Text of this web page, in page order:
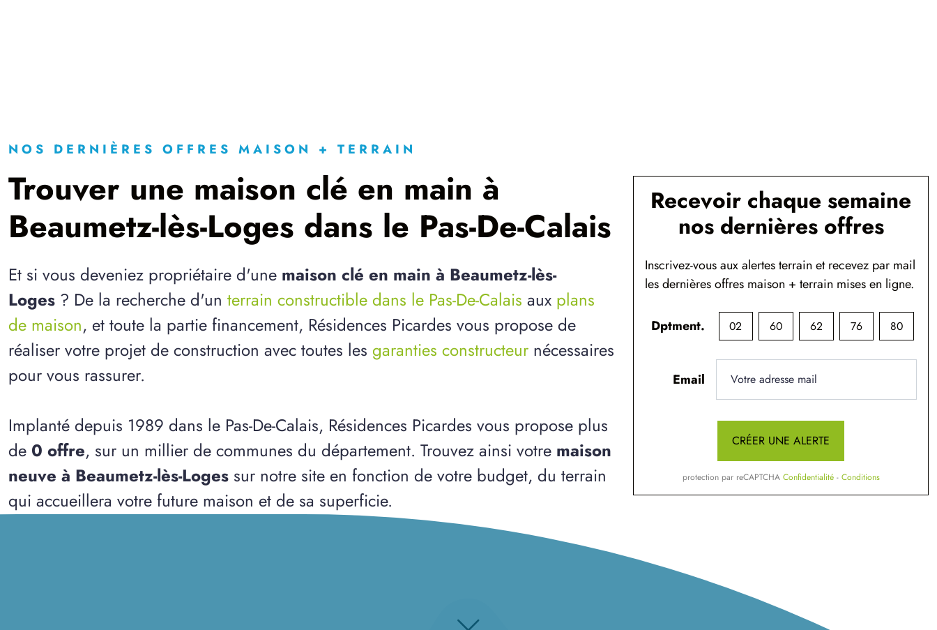
NOS DERNIÈRES OFFRES MAISON + TERRAIN
Trouver une maison clé en main à
Beaumetz-lès-Loges dans le Pas-De-Calais
Et si vous deveniez propriétaire d'une maison clé en main à Beaumetz-lès-
Loges ? De la recherche d'un terrain constructible dans le Pas-De-Calais aux plans
de maison, et toute la partie financement, Résidences Picardes vous propose de
réaliser votre projet de construction avec toutes les garanties constructeur nécessaires
pour vous rassurer.
Implanté depuis 1989 dans le Pas-De-Calais, Résidences Picardes vous propose plus
de 0 offre, sur un millier de communes du département. Trouvez ainsi votre maison
neuve à Beaumetz-lès-Loges sur notre site en fonction de votre budget, du terrain
qui accueillera votre future maison et de sa superficie.
Recevoir chaque semaine
nos dernières offres
Inscrivez-vous aux alertes terrain et recevez par mail
les dernières offres maison + terrain mises en ligne.
Dptment. 02 60 62 76 80
Email
CRÉER UNE ALERTE
protection par reCAPTCHA Confidentialité - Conditions